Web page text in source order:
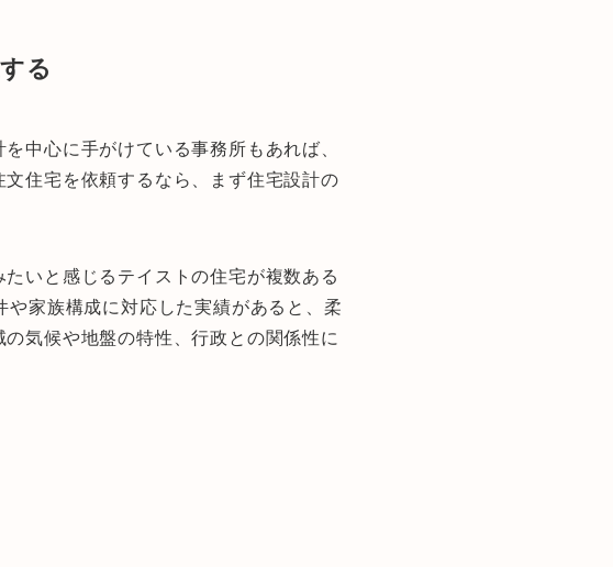
る
中心に手がけている事務所もあれば、
住宅を依頼するなら、まず住宅設計の
いと感じるテイストの住宅が複数ある
家族構成に対応した実績があると、柔
気候や地盤の特性、行政との関係性に